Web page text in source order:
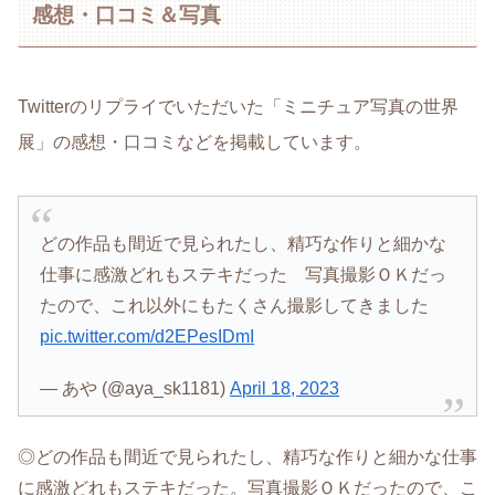
感想・口コミ＆写真
Twitterのリプライでいただいた「ミニチュア写真の世界
展」の感想・口コミなどを掲載しています。
どの作品も間近で見られたし、精巧な作りと細かな
仕事に感激どれもステキだった 写真撮影ＯＫだっ
たので、これ以外にもたくさん撮影してきました
pic.twitter.com/d2EPesIDmI
— あや (@aya_sk1181)April 18, 2023
◎どの作品も間近で見られたし、精巧な作りと細かな仕事
に感激どれもステキだった。写真撮影ＯＫだったので、こ